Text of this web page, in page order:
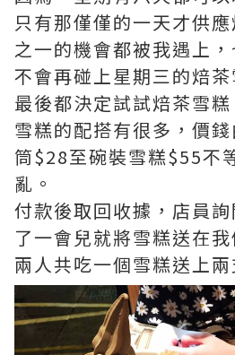
只有那僅僅的一天才供
之一的機會都被我遇上
不會再碰上星期三的焙
最後都決定試試焙茶雪糕
雪糕的配搭有很多，價
筒$28至碗裝雪糕$55不
亂。
付款後取回收據，店員
了一會兒就將雪糕送在
兩人共吃一個雪糕送上兩